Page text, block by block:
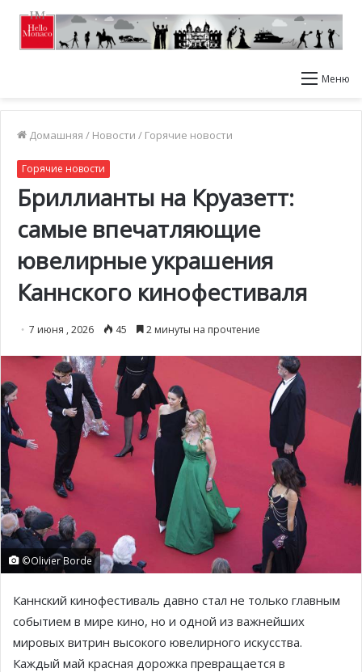
Меню
Домашняя / Новости / Горячие новости
Горячие новости
Бриллианты на Круазетт:
самые впечатляющие
ювелирные украшения
Каннского кинофестиваля
7 июня , 2026 45 2 минуты на прочтение
©Olivier Borde
Каннский кинофестиваль давно стал не только главным
событием в мире кино, но и одной из важнейших
мировых витрин высокого ювелирного искусства.
Каждый май красная дорожка превращается в